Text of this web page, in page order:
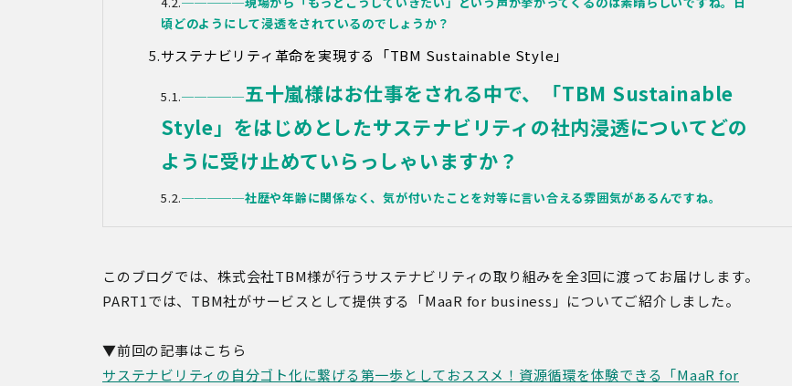
頃どのようにして浸透をされているのでしょうか？
サステナビリティ革命を実現する 「TBM Sustainable Style」
─────五十嵐様はお仕事をされる中で、「TBM Sustainable
Style」をはじめとしたサステナビリティの社内浸透についてどの
ように受け止めていらっしゃいますか？
─────社歴や年齢に関係なく、気が付いたことを対等に言い合える雰囲気があるんですね。
このブログでは、株式会社TBM様が行うサステナビリティの取り組みを全3回に渡ってお届けします。
PART1では、TBM社がサービスとして提供する「MaaR for business」についてご紹介しました。
▼前回の記事はこちら
サステナビリティの自分ゴト化に繋げる第一歩としておススメ！資源循環を体験できる「MaaR for